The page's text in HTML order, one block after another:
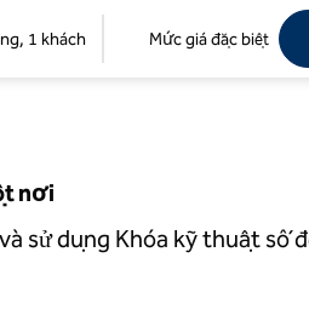
1 khách Mức giá đặc biệt
Hilton
nơi
sử dụng Khóa kỹ thuật số